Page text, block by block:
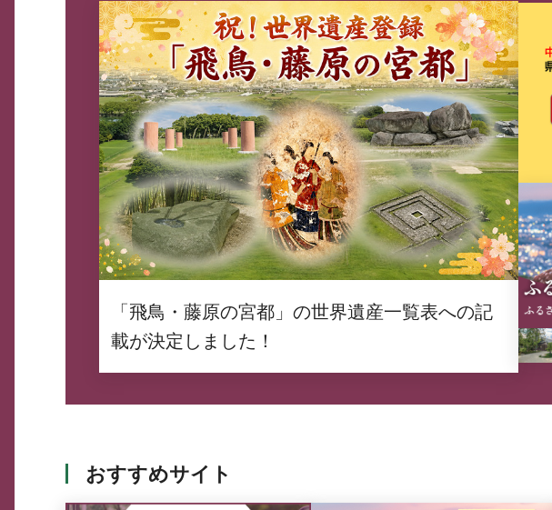
「飛鳥・藤原の宮都」の世界遺産一覧表への記
載が決定しました！
おすすめサイト